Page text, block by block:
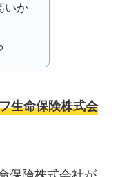
いか
生命保険株式会